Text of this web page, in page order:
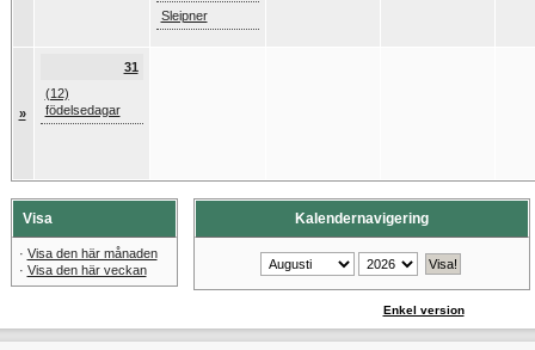
Sleipner
»
31
(12)
födelsedagar
Visa
· Visa den här månaden
· Visa den här veckan
Kalendernavigering
Enkel version